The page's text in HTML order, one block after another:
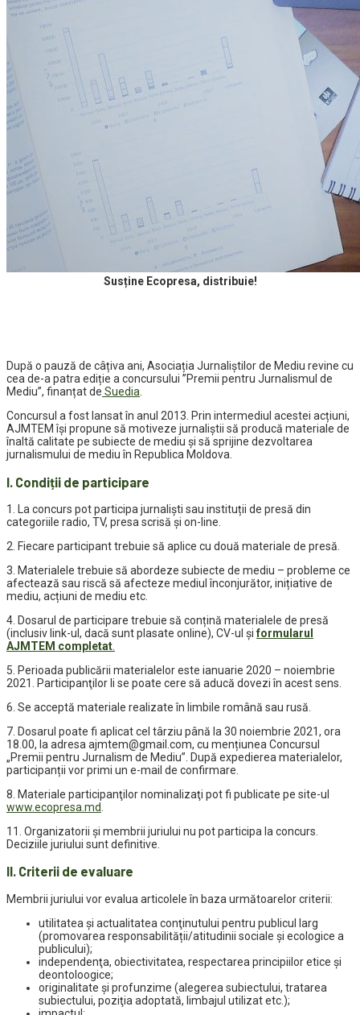
Susține Ecopresa, distribuie!
După o pauză de câțiva ani, Asociația Jurnaliștilor de Mediu revine cu
cea de-a patra ediție a concursului ”Premii pentru Jurnalismul de
Mediu”, finanțat de Suedia
Concursul a fost lansat în anul 2013. Prin intermediul acestei acțiuni,
AJMTEM își propune să motiveze jurnaliștii să producă materiale de
înaltă calitate pe subiecte de mediu și să sprijine dezvoltarea
jurnalismului de mediu în Republica Moldova.
I. Condiții de participare
1. La concurs pot participa jurnalişti sau instituții de presă din
categoriile radio, TV, presa scrisă şi on-line.
2. Fiecare participant trebuie să aplice cu două materiale de presă.
3. Materialele trebuie să abordeze subiecte de mediu – probleme ce
afectează sau riscă să afecteze mediul înconjurător, inițiative de
mediu, acțiuni de mediu etc.
4. Dosarul de participare trebuie să conțină materialele de presă
(inclusiv link-ul, dacă sunt plasate online), CV-ul și formularul
AJMTEM completat
5. Perioada publicării materialelor este ianuarie 2020 – noiembrie
2021. Participanţilor li se poate cere să aducă dovezi în acest sens.
6. Se acceptă materiale realizate în limbile română sau rusă.
7. Dosarul poate fi aplicat cel târziu până la 30 noiembrie 2021, ora
18.00, la adresa ajmtem@gmail.com, cu mențiunea Concursul
„Premii pentru Jurnalism de Mediu”. După expedierea materialelor,
participanții vor primi un e-mail de confirmare.
8. Materiale participanţilor nominalizaţi pot fi publicate pe site-ul
www.ecopresa.md
11. Organizatorii şi membrii juriului nu pot participa la concurs.
Deciziile juriului sunt definitive.
II. Criterii de evaluare
Membrii juriului vor evalua articolele în baza următoarelor criterii:
utilitatea şi actualitatea conţinutului pentru publicul larg
(promovarea responsabilității/atitudinii sociale și ecologice a
publicului);
independenţa, obiectivitatea, respectarea principiilor etice și
deontoloogice;
originalitate și profunzime (alegerea subiectului, tratarea
subiectului, poziţia adoptată, limbajul utilizat etc.);